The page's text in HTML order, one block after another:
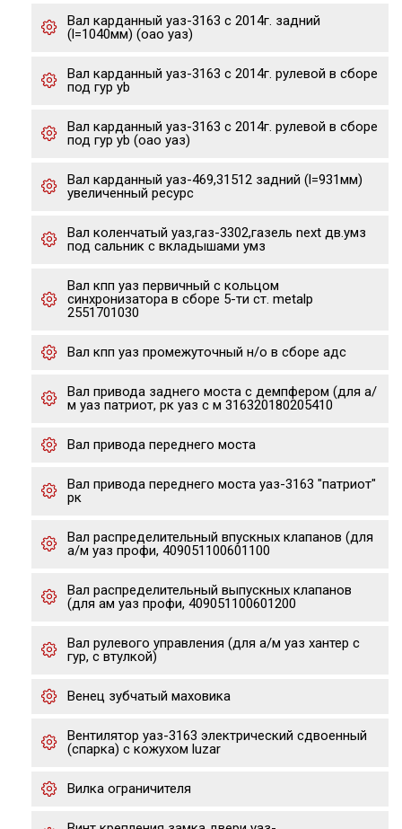
Вал карданный уаз-3163 с 2014г. задний
(l=1040мм) (оао уаз)
Вал карданный уаз-3163 с 2014г. рулевой в сборе
под гур yb
Вал карданный уаз-3163 с 2014г. рулевой в сборе
под гур yb (оао уаз)
Вал карданный уаз-469,31512 задний (l=931мм)
увеличенный ресурс
Вал коленчатый уаз,газ-3302,газель next дв.умз
под сальник с вкладышами умз
Вал кпп уаз первичный с кольцом
синхронизатора в сборе 5-ти ст. metalp
2551701030
Вал кпп уаз промежуточный н/о в сборе адс
Вал привода заднего моста с демпфером (для а/
м уаз патриот, рк уаз с м 316320180205410
Вал привода переднего моста
Вал привода переднего моста уаз-3163 "патриот"
рк
Вал распределительный впускных клапанов (для
а/м уаз профи, 409051100601100
Вал распределительный выпускных клапанов
(для ам уаз профи, 409051100601200
Вал рулевого управления (для а/м уаз хантер с
гур, с втулкой)
Венец зубчатый маховика
Вентилятор уаз-3163 электрический сдвоенный
(спарка) с кожухом luzar
Вилка ограничителя